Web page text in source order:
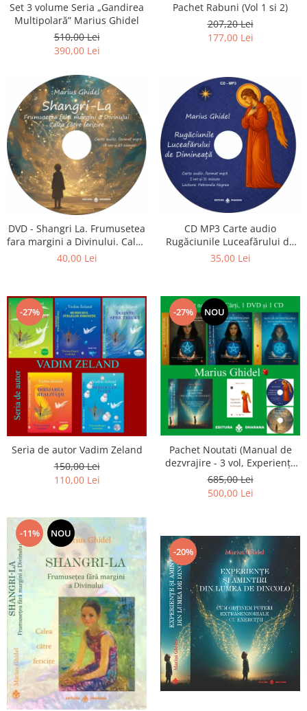
Set 3 volume Seria „Gandirea
Multipolară” Marius Ghidel
510,00 Lei
390,00 Lei
Pachet Rabuni (Vol 1 si 2)
207,20 Lei
177,00 Lei
DVD - Shangri La. Frumusetea
fara margini a Divinului. Calea
catre fericire
40,00 Lei
CD MP3 Carte audio
Rugăciunile Luceafărului de
dimineață
35,00 Lei
-27%
Seria de autor Vadim Zeland
150,00 Lei
110,00 Lei
-27% NOU
Pachet Noutati (Manual de
dezvrajire - 3 vol, Experiențe
și amintiri, Rugăciunile
Luceafarului de dimineata) -
Marius Ghidel
685,00 Lei
500,00 Lei
-11% NOU
-20%